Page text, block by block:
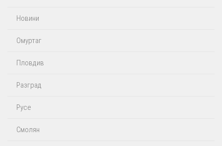
Новини
Омуртаг
Пловдив
Разград
Русе
Смолян